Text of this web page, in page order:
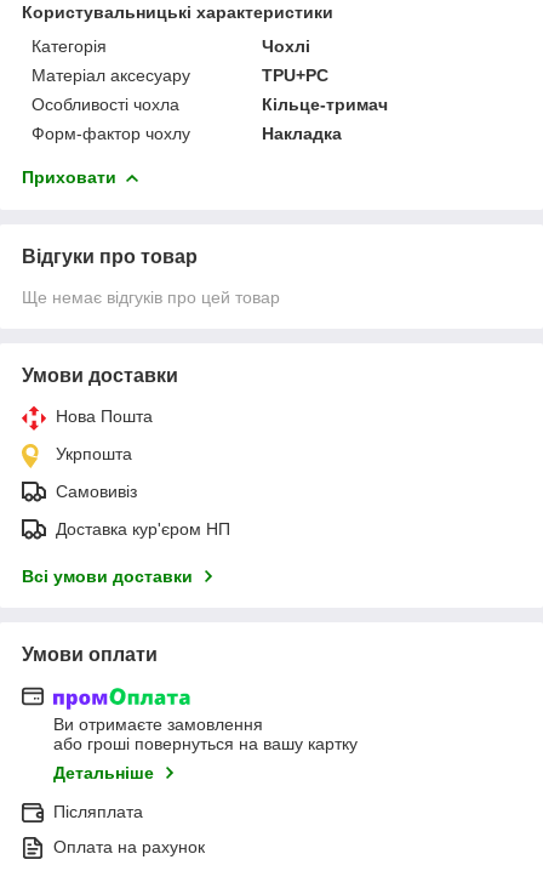
Користувальницькі характеристики
Категорія
Чохлі
Матеріал аксесуару
TPU+PC
Особливості чохла
Кільце-тримач
Форм-фактор чохлу
Накладка
Приховати
Відгуки про товар
Ще немає відгуків про цей товар
Умови доставки
Нова Пошта
Укрпошта
Самовивіз
Доставка кур'єром НП
Всі умови доставки
Умови оплати
Ви отримаєте замовлення
або гроші повернуться на вашу картку
Детальніше
Післяплата
Оплата на рахунок